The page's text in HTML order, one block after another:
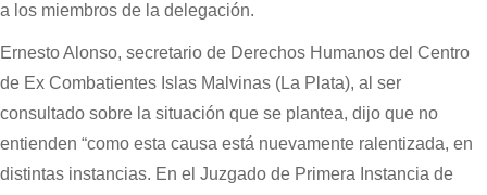
a los miembros de la delegación.
Ernesto Alonso, secretario de Derechos Humanos del Centro
de Ex Combatientes Islas Malvinas (La Plata), al ser
consultado sobre la situación que se plantea, dijo que no
entienden “como esta causa está nuevamente ralentizada, en
distintas instancias. En el Juzgado de Primera Instancia de